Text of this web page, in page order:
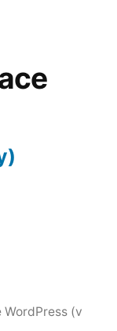
WordPress (v